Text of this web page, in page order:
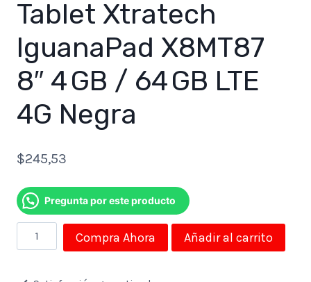
Tablet Xtratech
IguanaPad X8MT87
8″ 4 GB / 64 GB LTE
4G Negra
$245,53
Pregunta por este producto
Tablet
Xtratech
IguanaPad
Compra Ahora Añadir al carrito